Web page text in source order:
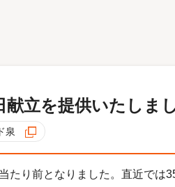
ついて
立を提供いたしま
泉
たり前となりました。直近で